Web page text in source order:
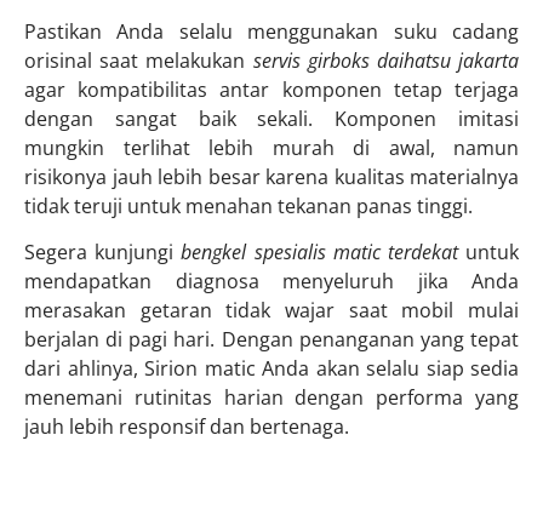
Pastikan Anda selalu menggunakan suku cadang
orisinal saat melakukan servis girboks daihatsu jakarta
agar kompatibilitas antar komponen tetap terjaga
dengan sangat baik sekali. Komponen imitasi
mungkin terlihat lebih murah di awal, namun
risikonya jauh lebih besar karena kualitas materialnya
tidak teruji untuk menahan tekanan panas tinggi.
Segera kunjungibengkel spesialis matic terdekatuntuk
mendapatkan diagnosa menyeluruh jika Anda
merasakan getaran tidak wajar saat mobil mulai
berjalan di pagi hari. Dengan penanganan yang tepat
dari ahlinya, Sirion matic Anda akan selalu siap sedia
menemani rutinitas harian dengan performa yang
jauh lebih responsif dan bertenaga.